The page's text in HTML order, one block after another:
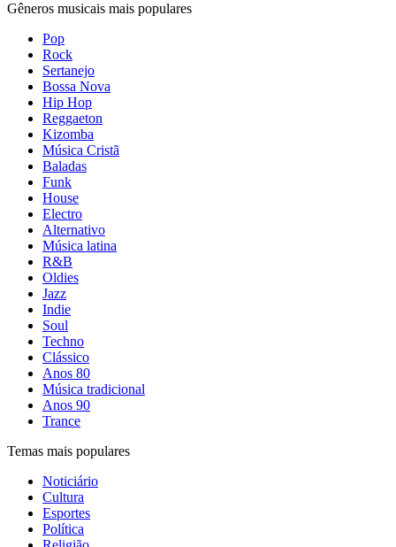
Gêneros musicais mais populares
Pop
Rock
Sertanejo
Bossa Nova
Hip Hop
Reggaeton
Kizomba
Música Cristã
Baladas
Funk
House
Electro
Alternativo
Música latina
R&B
Oldies
Jazz
Indie
Soul
Techno
Clássico
Anos 80
Música tradicional
Anos 90
Trance
Temas mais populares
Noticiário
Cultura
Esportes
Política